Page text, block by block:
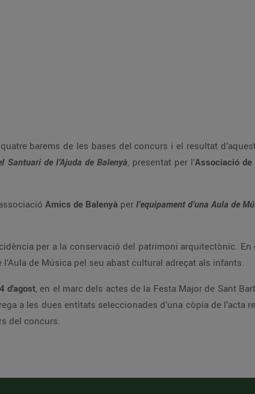
barems de les bases del concurs i el resultat
Santuari de l’Ajuda de Balenyà, presentat per l’Associació de
Amics de Balenyà per l’equipament d’una Aula de
per a la conservació del patrimoni arquitectònic.
de Música pel seu abast cultural adreçat als infants.
d’agost, en el marc dels actes de la Festa Major de Sant
a les dues entitats seleccionades d’una còpia de l’acta
del concurs.